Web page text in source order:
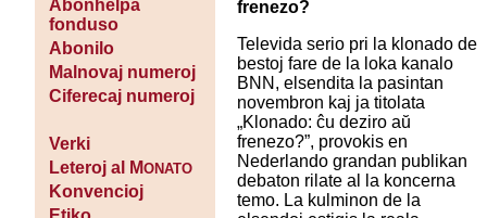
Abonhelpa
fonduso
Abonilo
Malnovaj numeroj
Ciferecaj numeroj
Verki
Leteroj al MONATO
Konvencioj
frenezo?
Televida serio pri la klonado de
bestoj fare de la loka kanalo
BNN, elsendita la pasintan
novembron kaj ja titolata
„Klonado: ĉu deziro aŭ
frenezo?”, provokis en
Nederlando grandan publikan
debaton rilate al la koncerna
temo. La kulminon de la